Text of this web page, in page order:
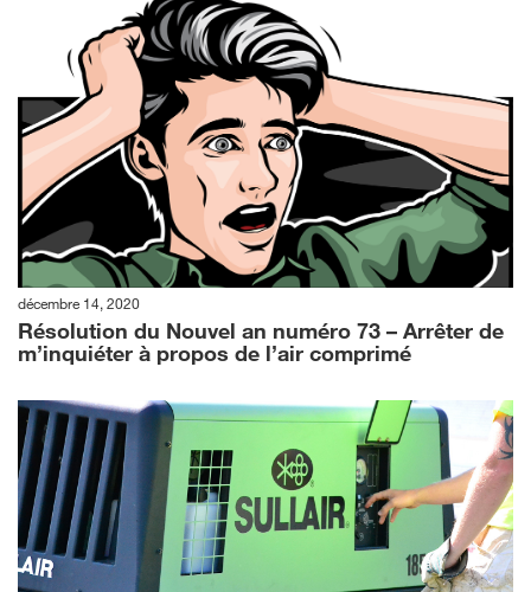
décembre 14, 2020
Résolution du Nouvel an numéro 73 – Arrêter de
m’inquiéter à propos de l’air comprimé